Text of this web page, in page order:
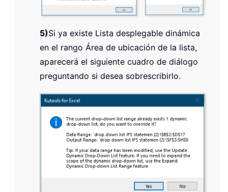
5)Si ya existe Lista desplegable dinámica
en el rango Área de ubicación de la lista,
aparecerá el siguiente cuadro de diálogo
preguntando si desea sobrescribirlo.